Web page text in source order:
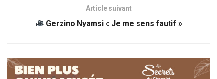
Article suivant
Gerzino Nyamsi « Je me sens fautif »